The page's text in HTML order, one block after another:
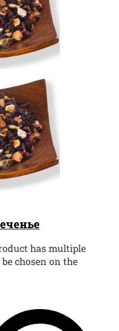
has multiple
chosen on the